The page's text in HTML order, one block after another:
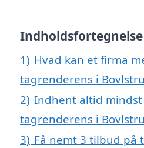
Indholdsfortegnelse
1) Hvad kan et firma
tagrenderens i
2) Indhent altid
tagrenderens i
3) Få nemt 3 tilbud på